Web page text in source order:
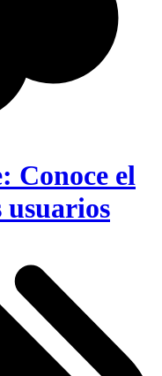
Conoce el
usuarios